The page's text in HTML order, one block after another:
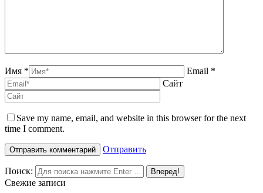
Имя *
Email *
Сайт
Save my name, email, and website in this browser for the next
time I comment.
Отправить
Поиск:
Свежие записи